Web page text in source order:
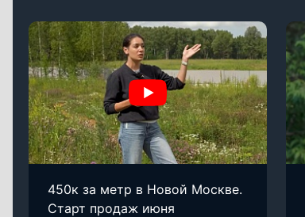
450к за метр в Новой Москве.
Старт продаж июня